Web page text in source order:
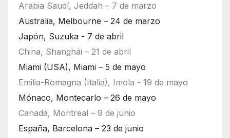
Arabia Saudí, Jeddah – 7 de marzo
Australia, Melbourne – 24 de marzo
Japón, Suzuka - 7 de abril
China, Shanghái – 21 de abril
Miami (USA), Miami – 5 de mayo
Emilia-Romagna (Italia), Imola - 19 de mayo
Mónaco, Montecarlo – 26 de mayo
Canadá, Montreal – 9 de junio
España, Barcelona – 23 de junio